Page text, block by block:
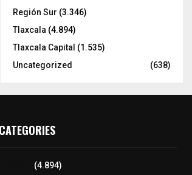
Región Sur (3.346)
Tlaxcala (4.894)
Tlaxcala Capital (1.535)
Uncategorized
(638)
CATEGORIES
(4.894)